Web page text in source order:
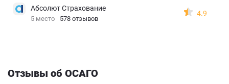
Абсолют Страхование
5 место 578 отзывов
4.9
Отзывы об ОСАГО